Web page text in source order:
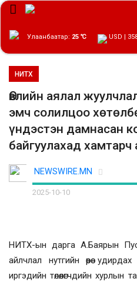
Улаанбаатар: 25 ℃ USD |
НИТХ
Өвлийн аялал
эмч солилцоо
үндэстэн дамнасан
байгуулахад
NEWSWIRE.MN
2025-10-10
НИТХ-ын дарга А.Баярын
айлчлал нутгийн өөрөө
иргэдийн төлөөлөгчдийн